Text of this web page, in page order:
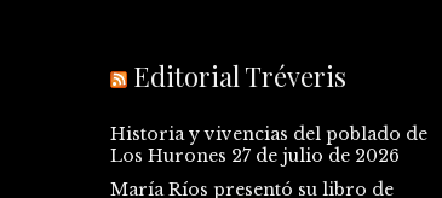
Editorial Tréveris
Historia y vivencias del poblado de
Los Hurones 27 de julio de 2026
María Ríos presentó su libro de